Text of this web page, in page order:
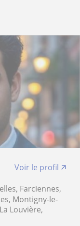
Voir le profil
Farciennes,
Montigny-le-
Louvière,